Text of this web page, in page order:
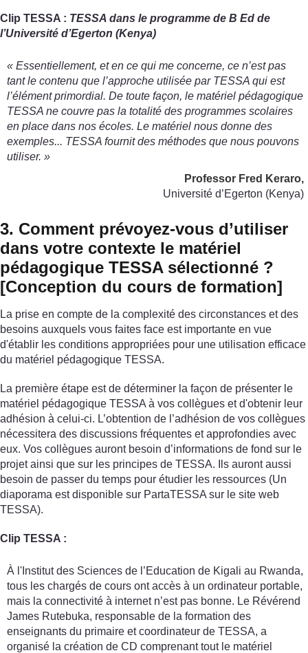
Clip TESSA : TESSA dans le programme de B Ed de
l’Université d’Egerton (Kenya)
« Essentiellement, et en ce qui me concerne, ce n’est pas
tant le contenu que l’approche utilisée par TESSA qui est
l’élément primordial. De toute façon, le matériel pédagogique
TESSA ne couvre pas la totalité des programmes scolaires
en place dans nos écoles. Le matériel nous donne des
exemples... TESSA fournit des méthodes que nous pouvons
utiliser. »
Professor Fred Keraro,
Université d’Egerton (Kenya)
3. Comment prévoyez-vous d’utiliser
dans votre contexte le matériel
pédagogique TESSA sélectionné ?
[Conception du cours de formation]
La prise en compte de la complexité des circonstances et des
besoins auxquels vous faites face est importante en vue
d'établir les conditions appropriées pour une utilisation efficace
du matériel pédagogique TESSA.
La première étape est de déterminer la façon de présenter le
matériel pédagogique TESSA à vos collègues et d'obtenir leur
adhésion à celui-ci. L’obtention de l’adhésion de vos collègues
nécessitera des discussions fréquentes et approfondies avec
eux. Vos collègues auront besoin d’informations de fond sur le
projet ainsi que sur les principes de TESSA. Ils auront aussi
besoin de passer du temps pour étudier les ressources (Un
diaporama est disponible sur PartaTESSA sur le site web
TESSA).
Clip TESSA :
À l'Institut des Sciences de l’Education de Kigali au Rwanda,
tous les chargés de cours ont accès à un ordinateur portable,
mais la connectivité à internet n’est pas bonne. Le Révérend
James Rutebuka, responsable de la formation des
enseignants du primaire et coordinateur de TESSA, a
organisé la création de CD comprenant tout le matériel